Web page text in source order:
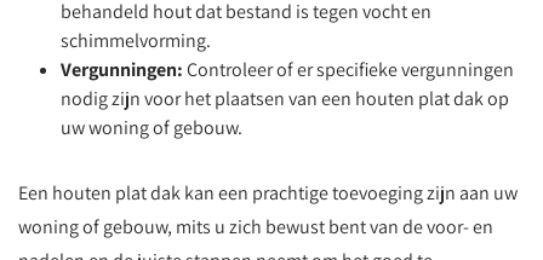
behandeld hout dat bestand is tegen vocht en
schimmelvorming.
Vergunningen:Controleer of er specifieke vergunningen
nodig zijn voor het plaatsen van een houten plat dak op
uw woning of gebouw.
Een houten plat dak kan een prachtige toevoeging zijn aan uw
woning of gebouw, mits u zich bewust bent van de voor- en